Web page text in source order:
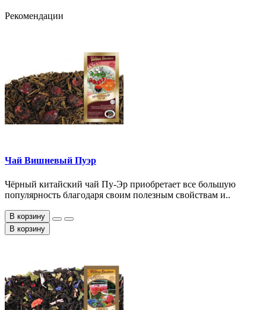
Рекомендации
Чай Вишневый Пуэр
Чёрный китайский чай Пу-Эр приобретает все большую
популярность благодаря своим полезным свойствам и..
В корзину
В корзину